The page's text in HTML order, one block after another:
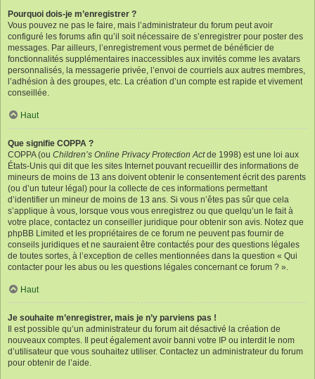
Pourquoi dois-je m’enregistrer ?
Vous pouvez ne pas le faire, mais l’administrateur du forum peut avoir
configuré les forums afin qu’il soit nécessaire de s’enregistrer pour poster des
messages. Par ailleurs, l’enregistrement vous permet de bénéficier de
fonctionnalités supplémentaires inaccessibles aux invités comme les avatars
personnalisés, la messagerie privée, l’envoi de courriels aux autres membres,
l’adhésion à des groupes, etc. La création d’un compte est rapide et vivement
conseillée.
Haut
Que signifie COPPA ?
COPPA (ou Children’s Online Privacy Protection Actde 1998) est une loi aux
États-Unis qui dit que les sites Internet pouvant recueillir des informations de
mineurs de moins de 13 ans doivent obtenir le consentement écrit des parents
(ou d’un tuteur légal) pour la collecte de ces informations permettant
d’identifier un mineur de moins de 13 ans. Si vous n’êtes pas sûr que cela
s’applique à vous, lorsque vous vous enregistrez ou que quelqu’un le fait à
votre place, contactez un conseiller juridique pour obtenir son avis. Notez que
phpBB Limited et les propriétaires de ce forum ne peuvent pas fournir de
conseils juridiques et ne sauraient être contactés pour des questions légales
de toutes sortes, à l’exception de celles mentionnées dans la question « Qui
contacter pour les abus ou les questions légales concernant ce forum ? ».
Haut
Je souhaite m’enregistrer, mais je n’y parviens pas !
Il est possible qu’un administrateur du forum ait désactivé la création de
nouveaux comptes. Il peut également avoir banni votre IP ou interdit le nom
d’utilisateur que vous souhaitez utiliser. Contactez un administrateur du forum
pour obtenir de l’aide.